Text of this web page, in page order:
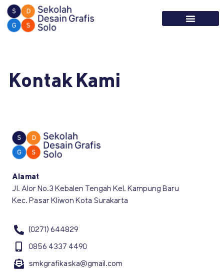
Kontak Kami
Alamat
Jl. Alor No.3 Kebalen Tengah Kel. Kampung Baru
Kec. Pasar Kliwon Kota Surakarta
(0271) 644829
0856 4337 4490
smkgrafikaska@gmail.com